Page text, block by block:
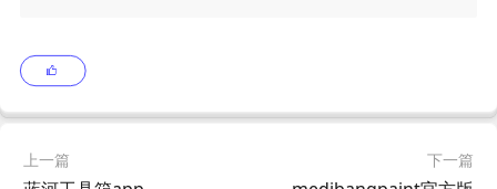
上一篇 下一篇